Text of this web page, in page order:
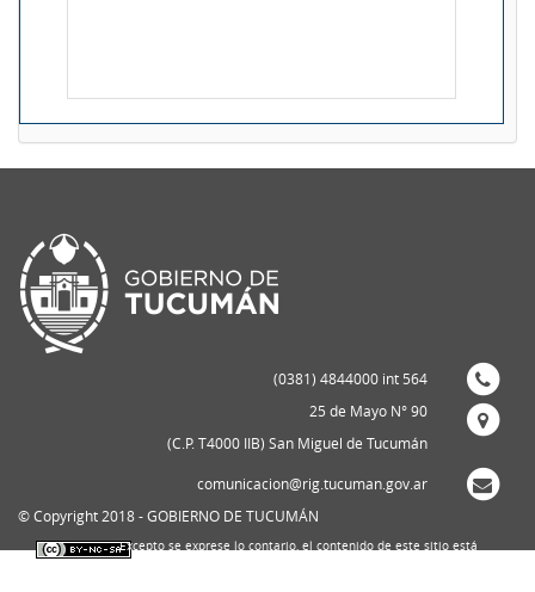
(0381) 4844000 int 564
25 de Mayo N° 90
(C.P. T4000 IIB) San Miguel de Tucumán
comunicacion@rig.tucuman.gov.ar
© Copyright 2018 - GOBIERNO DE TUCUMÁN
Excepto se exprese lo contario, el contenido de este sitio está
bajo una